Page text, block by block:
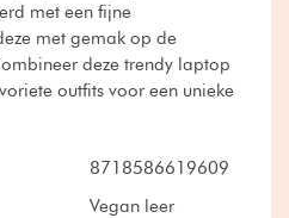
met een fijne
met gemak op de
deze trendy laptop
outfits voor een unieke
8718586619609
Vegan leer